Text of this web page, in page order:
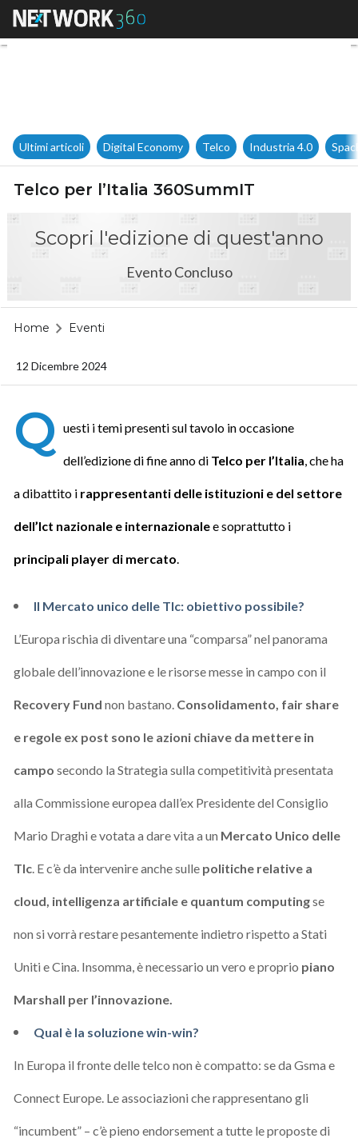
Telco per l’Italia 360SummIT
Ultimi articoli Digital Economy Telco Industria 4.0
Telco per l’Italia 360SummIT
Scopri l'edizione di quest'anno
Evento Concluso
Home Eventi
12 Dicembre 2024
Q uesti i temi presenti sul tavolo in occasione
dell’edizione di fine anno di Telco per l’Italia, che ha
a dibattito i rappresentanti delle istituzioni e del settore
dell’Ict nazionale e internazionalee soprattutto i
principali player di mercato.
Il Mercato unico delle Tlc: obiettivo possibile?
L’Europa rischia di diventare una “comparsa” nel panorama
globale dell’innovazione e le risorse messe in campo con il
Recovery Fund non bastano. Consolidamento, fair share
e regole ex post sono le azioni chiave da mettere in
campo secondo la Strategia sulla competitività presentata
alla Commissione europea dall’ex Presidente del Consiglio
Mario Draghi e votata a dare vita a un Mercato Unico delle
Tlc. E c’è da intervenire anche sulle politiche relative a
cloud, intelligenza artificiale e quantum computingse
non si vorrà restare pesantemente indietro rispetto a Stati
Uniti e Cina. Insomma, è necessario un vero e proprio piano
Marshall per l’innovazione.
Qual è la soluzione win-win?
In Europa il fronte delle telco non è compatto: se da Gsma e
Connect Europe. Le associazioni che rappresentano gli
“incumbent” – c’è pieno endorsement a tutte le proposte di